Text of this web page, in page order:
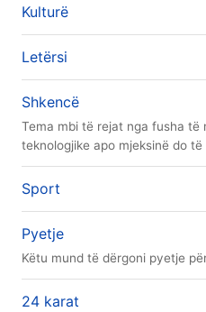
Kulturë
Letërsi
Shkencë
Tema mbi të rejat nga fusha të
teknologjike apo mjeksinë do
Sport
Pyetje
Këtu mund të dërgoni pyetje
24 karat